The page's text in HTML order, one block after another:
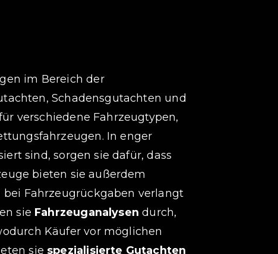
im Bereich der
Schadensgutachten und
verschiedene Fahrzeugtypen,
In enger
sind, sorgen sie dafür, dass
bieten sie außerdem
Fahrzeugrückgaben verlangt
sie Fahrzeuganalysen durch,
Käufer vor möglichen
sie spezialisierte Gutachten